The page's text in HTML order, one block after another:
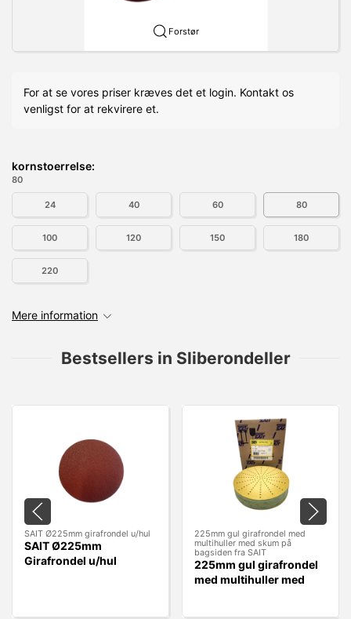
Forstør
For at se vores priser kræves det et login. Kontakt os
venligst for at rekvirere et.
kornstoerrelse:
80
24 40 60 80
100 120 150 180
220
Mere information
Bestsellers in Sliberondeller
SAIT Ø225mm girafrondel u/hul
SAIT Ø225mm
Girafrondel u/hul
225mm gul girafrondel med
multihuller med skum på
bagsiden fra SAIT
225mm gul girafrondel
med multihuller med